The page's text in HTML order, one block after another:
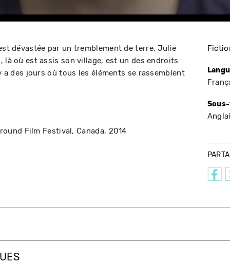
dévastée par un tremblement de terre, Julie
là où est assis son village, est un des endroits
des jours où tous les éléments se rassemblent
Film Festival Canada 2014